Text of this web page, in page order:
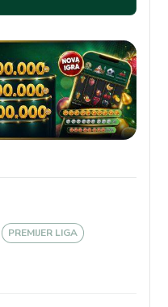
PREMIJER LIGA